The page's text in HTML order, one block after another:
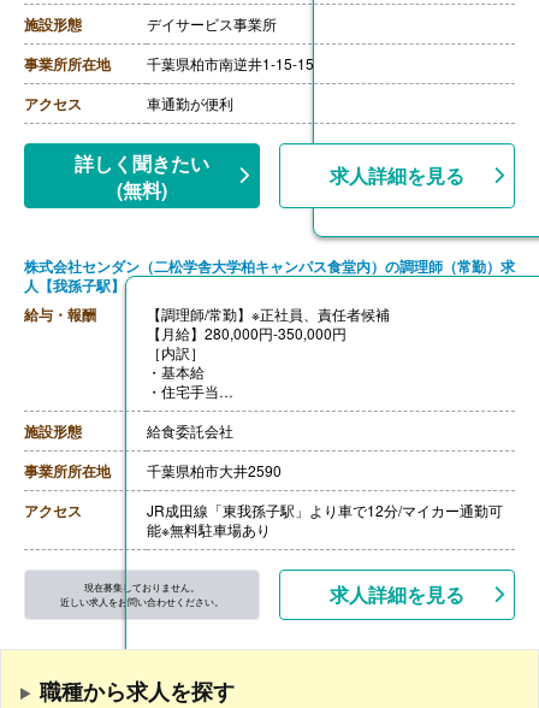
施設形態 デイサービス事業所
事業所所在地 千葉県柏市南逆井1-15-15
アクセス 車通勤が便利
詳しく聞きたい
(無料)
求人詳細を見る
株式会社センダン（二松学舎大学柏キャンパス食堂内）の調理師（常勤）求
人【我孫子駅】
給与・報酬
【調理師/常勤】※正社員、責任者候補
【月給】280,000円-350,000円
［内訳］
・基本給
・住宅手当
［その他手当］
・役職手当
・職能手当
・資格手当
・時間外手当
・休日勤務手当
・深夜勤務手当
・各種資格講習手当
【昇給】あり（年1回）
【退職金】あり
施設形態 給食委託会社
事業所所在地 千葉県柏市大井2590
アクセス
JR成田線「東我孫子駅」より車で12分/マイカー通勤可
能※無料駐車場あり
現在募集しておりません。
近しい求人をお問い合わせください。
求人詳細を見る
職種から求人を探す